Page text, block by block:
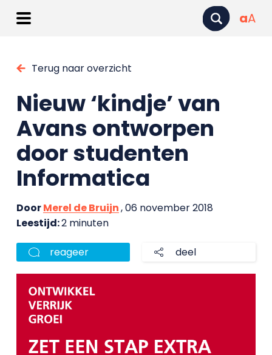
aA
Terug naar overzicht
Nieuw ‘kindje’ van
Avans ontworpen
door studenten
Informatica
DoorMerel de Bruijn, 06 november 2018
Leestijd:2 minuten
reageer deel